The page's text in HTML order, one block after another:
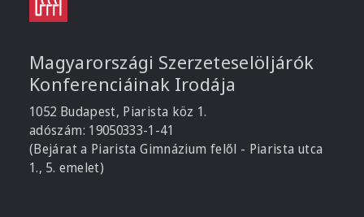
Magyarországi Szerzeteselöljárók
Konferenciáinak Irodája
1052 Budapest, Piarista köz 1.
adószám: 19050333-1-41
(Bejárat a Piarista Gimnázium felől - Piarista utca
1., 5. emelet)